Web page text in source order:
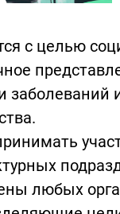
с целью
любых